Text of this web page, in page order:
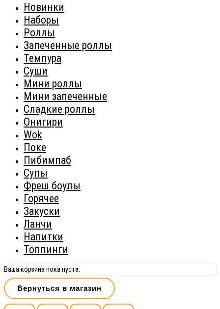
Новинки
Наборы
Роллы
Запеченные роллы
Темпура
Суши
Мини роллы
Мини запеченные
Сладкие роллы
Онигири
Wok
Поке
Пибимпаб
Супы
Фреш боулы
Горячее
Закуски
Ланчи
Напитки
Топпинги
Ваша корзина пока пуста.
Вернуться в магазин